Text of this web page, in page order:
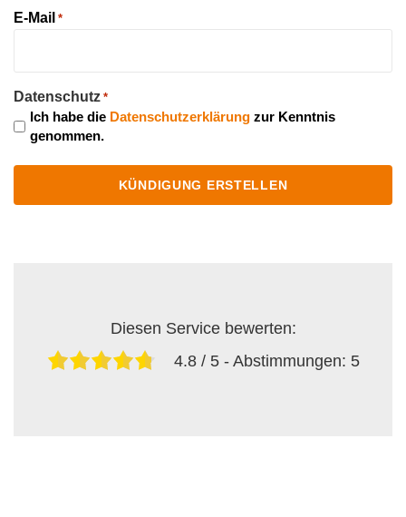
E-Mail *
Datenschutz *
Ich habe die Datenschutzerklärung zur Kenntnis
genommen.
Diesen Service bewerten:
4.8/ 5 - Abstimmungen: 5